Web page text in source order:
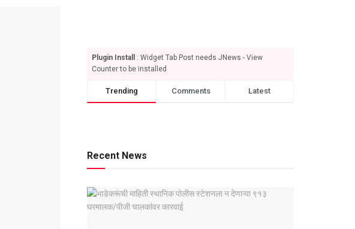
Plugin Install
: Widget Tab Post needs JNews - View
Counter to be installed
Trending Comments Latest
Recent News